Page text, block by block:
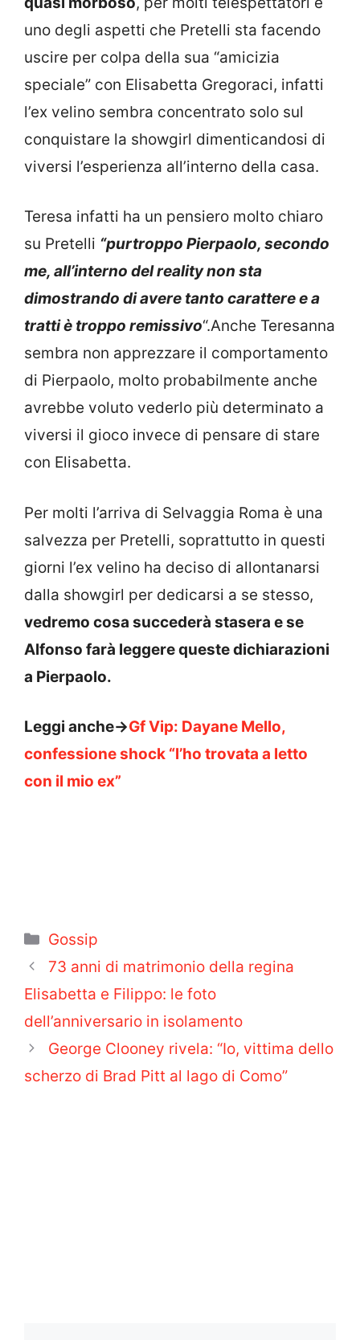
uno degli aspetti che Pretelli sta facendo
uscire per colpa della sua “amicizia
speciale” con Elisabetta Gregoraci, infatti
l’ex velino sembra concentrato solo sul
conquistare la showgirl dimenticandosi di
viversi l’esperienza all’interno della casa.
Teresa infatti ha un pensiero molto chiaro
su Pretelli “purtroppo Pierpaolo, secondo
me, all’interno del reality non sta
dimostrando di avere tanto carattere e a
tratti è troppo remissivo“.Anche Teresanna
sembra non apprezzare il comportamento
di Pierpaolo, molto probabilmente anche
avrebbe voluto vederlo più determinato a
viversi il gioco invece di pensare di stare
con Elisabetta.
Per molti l’arriva di Selvaggia Roma è una
salvezza per Pretelli, soprattutto in questi
giorni l’ex velino ha deciso di allontanarsi
dalla showgirl per dedicarsi a se stesso,
vedremo cosa succederà stasera e se
Alfonso farà leggere queste dichiarazioni
a Pierpaolo.
Leggi anche->Gf Vip: Dayane Mello,
confessione shock “l’ho trovata a letto
con il mio ex”
Categorie
Gossip
73 anni di matrimonio della regina
Elisabetta e Filippo: le foto
dell’anniversario in isolamento
George Clooney rivela: “Io, vittima dello
scherzo di Brad Pitt al lago di Como”